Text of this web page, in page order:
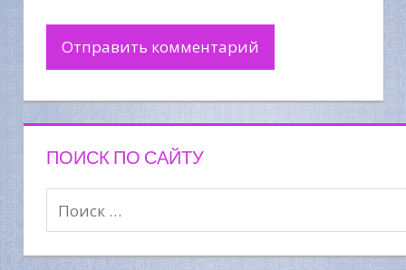
ПОИСК ПО САЙТУ